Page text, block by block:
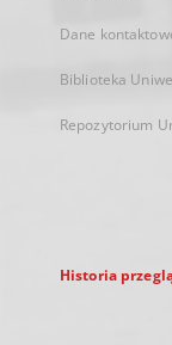
Dane
Biblioteka
Repozytorium
Historia